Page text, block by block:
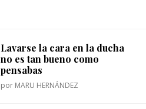
Lavarse la cara en la ducha
no es tan bueno como
pensabas
por MARU HERNÁNDEZ